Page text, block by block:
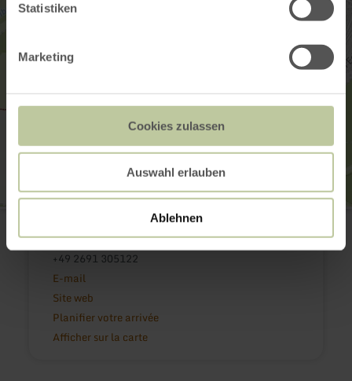
Statistiken
Marketing
Cookies zulassen
Auswahl erlauben
Ablehnen
53518 Adenau
+49 2691 305122
E-mail
Site web
Planifier votre arrivée
Afficher sur la carte